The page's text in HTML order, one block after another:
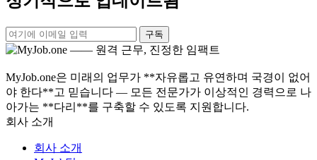
구독
MyJob.one은 미래의 업무가 **자유롭고 유연하며 국경이 없어
야 한다**고 믿습니다 — 모든 전문가가 이상적인 경력으로 나
아가는 **다리**를 구축할 수 있도록 지원합니다.
회사 소개
회사 소개